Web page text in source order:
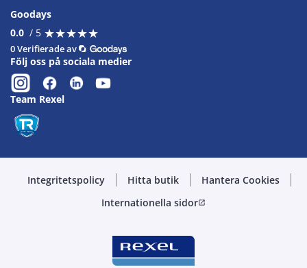
Goodays
0.0 / 5 ★★★★★
★★★★★
0 Verifierade av
Följ oss på sociala medier
Team Rexel
Integritetspolicy Hitta butik
Hantera Cookies
Internationella sidoropen_in_new